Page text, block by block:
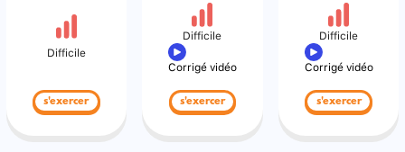
Difficile
s'exercer
Difficile
Corrigé vidéo
s'exercer
Difficile
Corrigé vidéo
s'exercer